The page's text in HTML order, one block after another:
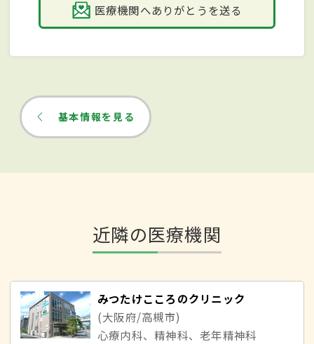
医療機関へありがとうを送る
基本情報を見る
近隣の医療機関
みつたけこころのクリニック
(大阪府/高槻市)
心療内科、精神科、老年精神科